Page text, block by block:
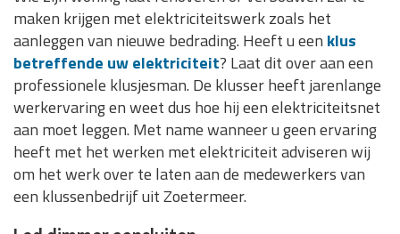
maken krijgen met elektriciteitswerk zoals het
aanleggen van nieuwe bedrading. Heeft u een klus
betreffende uw elektriciteit? Laat dit over aan een
professionele klusjesman. De klusser heeft jarenlange
werkervaring en weet dus hoe hij een elektriciteitsnet
aan moet leggen. Met name wanneer u geen ervaring
heeft met het werken met elektriciteit adviseren wij
om het werk over te laten aan de medewerkers van
een klussenbedrijf uit Zoetermeer.